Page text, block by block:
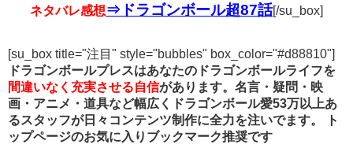
ネタバレ感想⇒ドラゴンボール超87話[/su_box]
[su_box title="注目" style="bubbles" box_color="#d88810"]
ドラゴンボールプレスはあなたのドラゴンボールライフを
間違いなく充実させる自信があります。名言・疑問・映
画・アニメ・道具など幅広くドラゴンボール愛53万以上あ
るスタッフが日々コンテンツ制作に全力を注いでます。
ト
ップページのお気に入りブックマーク推奨です